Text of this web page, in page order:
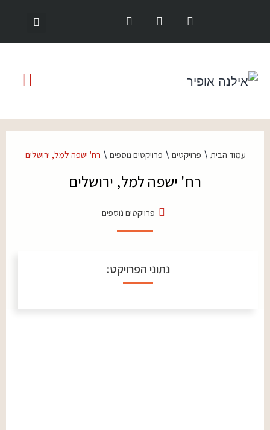
עמוד הבית \ פרויקטים \ פרויקטים נוספים \ רח' ישפה למל, ירושלים
רח' ישפה למל, ירושלים
פרויקטים נוספים
נתוני הפרויקט: